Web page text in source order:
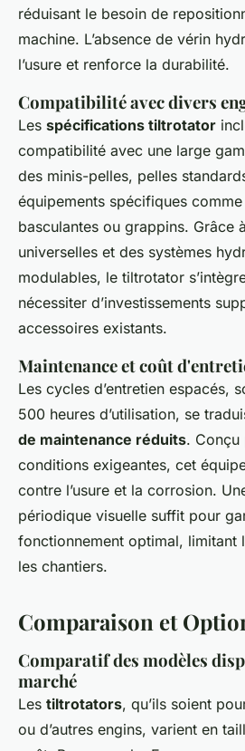
réduisant le besoin de
machine. L’absence de vérin
l’usure et renforce la durabilité.
Compatibilité avec divers
Les spécifications tiltrotator
compatibilité avec une large
des minis-pelles, pelles
équipements spécifiques
basculantes ou grappins. Grâce
universelles et des systèmes
modulables, le tiltrotator
nécessiter d’investissements
accessoires existants.
Maintenance et coût
Les cycles d’entretien espacés,
500 heures d’utilisation, se
de maintenance réduits. Conçu
conditions exigeantes, cet
contre l’usure et la corrosion.
périodique visuelle suffit pour
fonctionnement optimal, limitant
les chantiers.
Comparaison et
Comparatif des modèles
marché
Les tiltrotators, qu’ils soient
ou d’autres engins, varient en